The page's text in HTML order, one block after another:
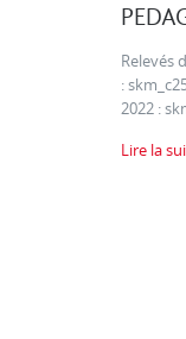
Relevés
:
2022 :
Lire la